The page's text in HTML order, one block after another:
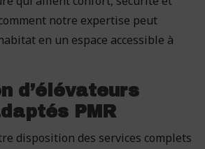
notre expertise peut
en un espace accessible à
d’élévateurs
PMR
disposition des services complets